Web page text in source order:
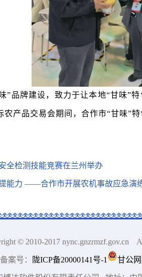
”品牌建设， 致力于让本地“甘味”
产品交易会期间，合作市“甘味”
全检测技能竞赛在兰州举办
能力 ——合作市开展农机事故应急演
© 2010-2017 nync.gnzrmzf.gov.cn
备案号： 陇ICP备20000141号-1 甘公网